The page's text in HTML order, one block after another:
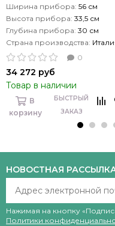
Ширина прибора: 56 см
Высота прибора: 33,5 см
Глубина прибора: 30 см
Страна производства:
0
34 272 руб
Товар в наличии
В
корзину
БЫСТРЫЙ
ЗАКАЗ
НОВОСТНАЯ
Нажимая на кнопку
Политики